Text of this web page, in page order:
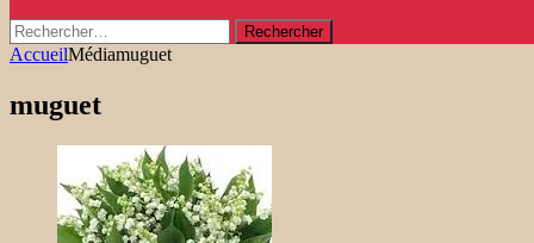
Rechercher :
AccueilMédiamuguet
muguet